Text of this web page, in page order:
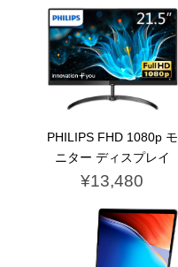
PHILIPS FHD 1080p モ
ニター ディスプレイ
¥13,480